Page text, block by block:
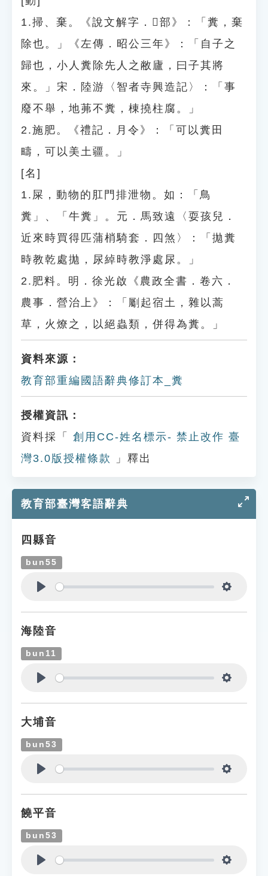
1.掃、棄。《說文解字．𠦒部》：「糞，棄
除也。」《左傳．昭公三年》：「自子之
歸也，小人糞除先人之敝廬，曰子其將
來。」宋．陸游〈智者寺興造記〉：「事
廢不舉，地茀不糞，棟撓柱腐。」
2.施肥。《禮記．月令》：「可以糞田
疇，可以美土疆。」
[名]
1.屎，動物的肛門排泄物。如：「鳥
糞」、「牛糞」。元．馬致遠〈耍孩兒．
近來時買得匹蒲梢騎套．四煞〉：「拋糞
時教乾處拋，尿綽時教淨處尿。」
2.肥料。明．徐光啟《農政全書．卷六．
農事．營治上》：「劚起宿土，雜以蒿
草，火燎之，以絕蟲類，併得為糞。」
資料來源：
教育部重編國語辭典修訂本_糞
授權資訊：
資料採「
創用CC-姓名標示- 禁止改作 臺
灣3.0版授權條款
」釋出
教育部臺灣客語辭典
四縣音
bun55
海陸音
bun11
大埔音
bun53
饒平音
bun53